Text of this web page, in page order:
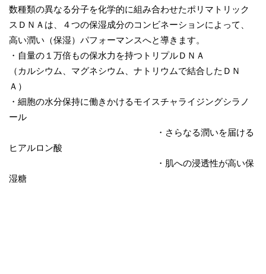
数種類の異なる分子を化学的に組み合わせたポリマトリック
スＤＮＡは、４つの保湿成分のコンビネーションによって、
高い潤い（保湿）パフォーマンスへと導きます。
・自量の１万倍もの保水力を持つトリプルＤＮＡ
（カルシウム、マグネシウム、ナトリウムで結合したＤＮ
Ａ）
・細胞の水分保持に働きかけるモイスチャライジングシラノ
ール
・さらなる潤いを届ける
ヒアルロン酸
・肌への浸透性が高い保
湿糖